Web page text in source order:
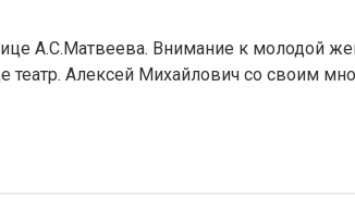
А.С.Матвеева. Внимание к молодой
театр. Алексей Михайлович со своим